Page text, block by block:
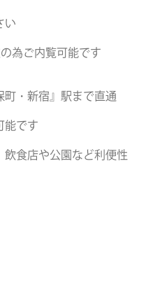
い
為ご内覧可能です
町・新宿』駅まで直通
能です
飲食店や公園など利便性